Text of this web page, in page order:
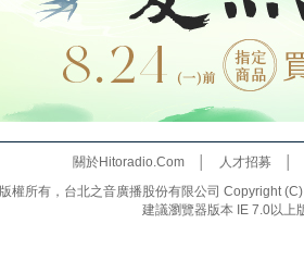
關於Hitoradio.Com│ 人才招募
版權所有，台北之音廣播股份有限公司 Copyright
建議瀏覽器版本 IE 7.0以上